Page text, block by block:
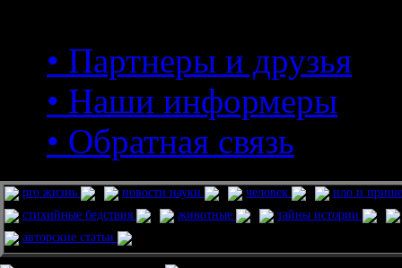
• Партнеры и друзья
• Наши информеры
• Обратная связь
pro жизнь новости науки человек
нло и
стихийные бедствия
животные
тайны истории
авторские статьи